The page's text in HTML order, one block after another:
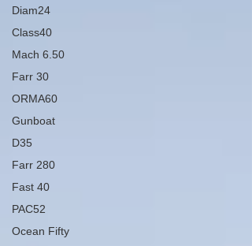
Diam24
Class40
Mach 6.50
Farr 30
ORMA60
Gunboat
D35
Farr 280
Fast 40
PAC52
Ocean Fifty